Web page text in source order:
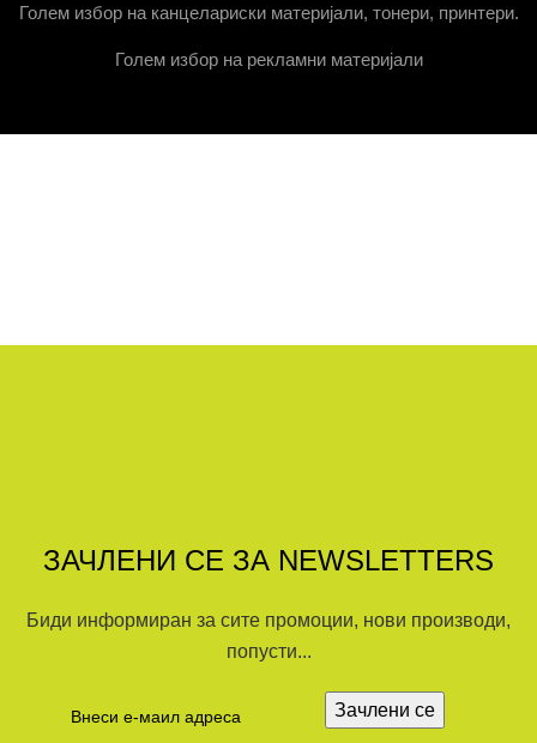
Голем избор на канцелариски материјали, тонери, принтери.
Голем избор на рекламни материјали
ЗАЧЛЕНИ СЕ ЗА NEWSLETTERS
Биди информиран за сите промоции, нови производи,
попусти...